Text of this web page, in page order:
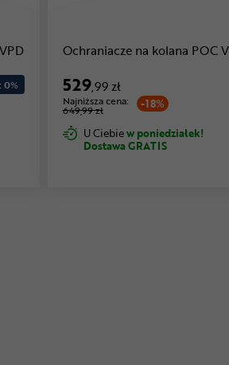
0%
Ochraniacze na kolana POC
529,99 zł
-18%
Najniższa cena:
649,99 zł
U Ciebiew poniedziałek!
Dostawa GRATIS